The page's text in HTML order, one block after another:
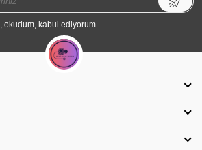
, okudum, kabul ediyorum.